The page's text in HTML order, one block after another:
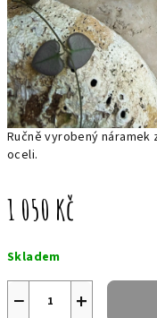
Ručně vyrobený
oceli.
1 050 Kč
cena:
Skladem
+
−